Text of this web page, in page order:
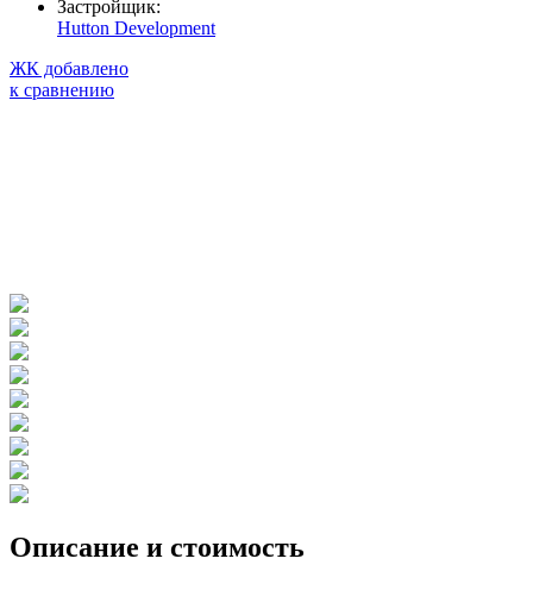
Застройщик:
Hutton Development
ЖК добавлено
к сравнению
Описание и стоимость